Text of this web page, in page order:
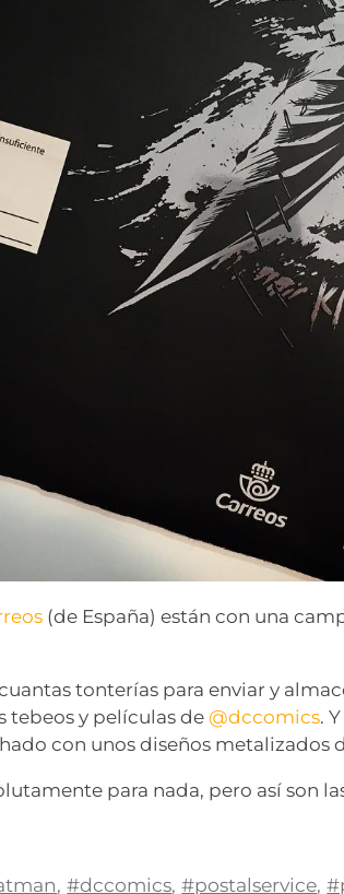
(de España) están con una
tonterías para enviar y
tebeos y películas de @dccomics.
con unos diseños metalizados
para nada, pero así son
,#dccomics,#postalservice,